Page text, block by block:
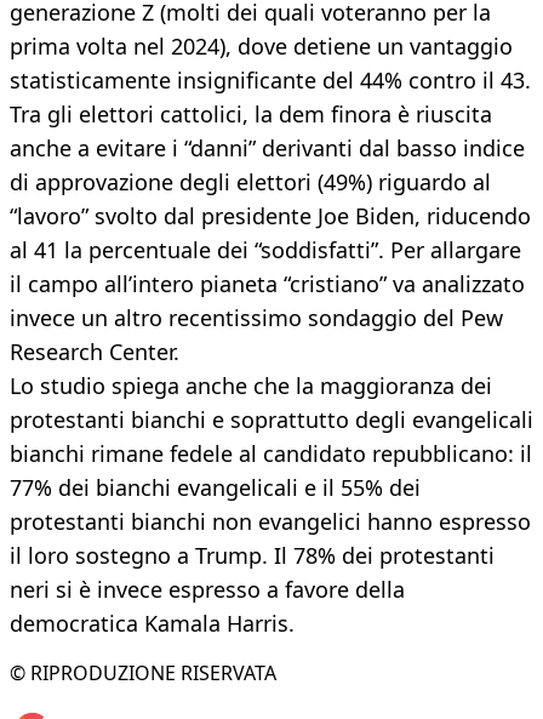
generazione Z (molti dei quali voteranno per la
prima volta nel 2024), dove detiene un vantaggio
statisticamente insignificante del 44% contro il 43.
Tra gli elettori cattolici, la dem finora è riuscita
anche a evitare i “danni” derivanti dal basso indice
di approvazione degli elettori (49%) riguardo al
“lavoro” svolto dal presidente Joe Biden, riducendo
al 41 la percentuale dei “soddisfatti”. Per allargare
il campo all’intero pianeta “cristiano” va analizzato
invece un altro recentissimo sondaggio del Pew
Research Center.
Lo studio spiega anche che la maggioranza dei
protestanti bianchi e soprattutto degli evangelicali
bianchi rimane fedele al candidato repubblicano: il
77% dei bianchi evangelicali e il 55% dei
protestanti bianchi non evangelici hanno espresso
il loro sostegno a Trump. Il 78% dei protestanti
neri si è invece espresso a favore della
democratica Kamala Harris.
© RIPRODUZIONE RISERVATA